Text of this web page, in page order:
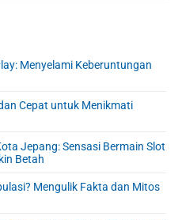
Menyelami Keberuntungan
Cepat untuk Menikmati
Jepang: Sensasi Bermain Slot
Betah
Mengulik Fakta dan Mitos